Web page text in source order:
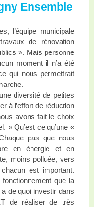
Ensemble
l’équipe municipale
de rénovation
». Mais personne
moment il n’a été
qui nous permettrait
diversité de petites
à l’effort de réduction
avons fait le choix
» Qu’est ce qu’une «
pas que nous
en énergie et en
moins polluée, vers
est important.
que la
de quoi investir dans
de réaliser de très